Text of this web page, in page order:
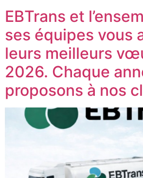
EBTrans et
ses équipes vous
leurs meilleurs
2026. Chaque
proposons à nos